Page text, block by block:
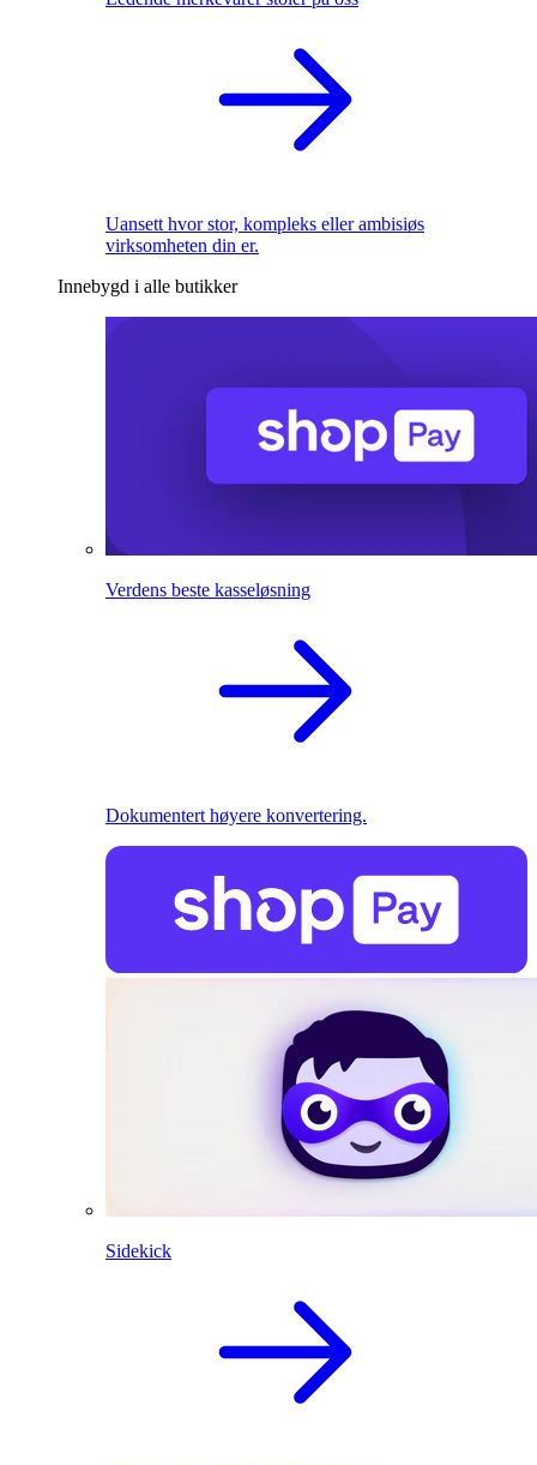
Uansett hvor stor, kompleks eller ambisiøs
virksomheten din er.
Innebygd i alle butikker
Verdens beste kasseløsning
Dokumentert høyere konvertering.
Sidekick